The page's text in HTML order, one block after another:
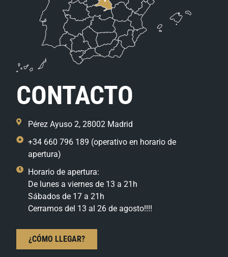
CONTACTO
Pérez Ayuso 2, 28002 Madrid
+34 660 796 189 (operativo en horario de
apertura)
Horario de apertura:
De lunes a viernes de 13 a 21h
Sábados de 17 a 21h
Cerramos del 13 al 26 de agosto!!!!
¿CÓMO LLEGAR?